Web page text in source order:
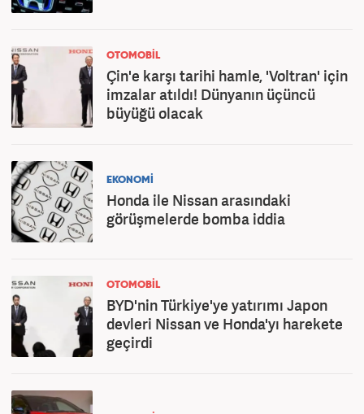
OTOMOBİL
Çin'e karşı tarihi hamle, 'Voltran' için
imzalar atıldı! Dünyanın üçüncü
büyüğü olacak
EKONOMİ
Honda ile Nissan arasındaki
görüşmelerde bomba iddia
OTOMOBİL
BYD'nin Türkiye'ye yatırımı Japon
devleri Nissan ve Honda'yı harekete
geçirdi